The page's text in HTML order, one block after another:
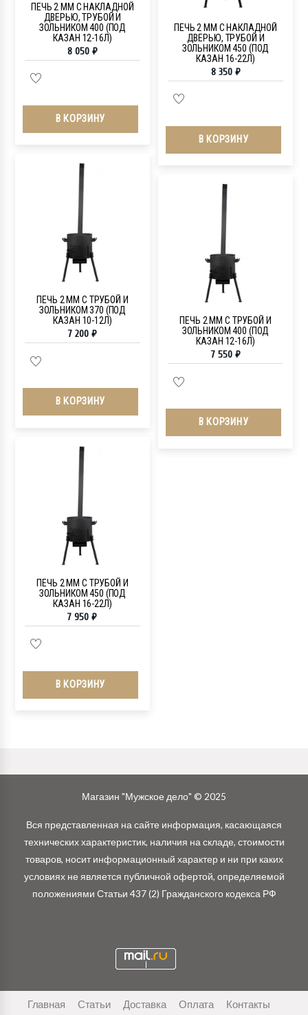
ПЕЧЬ 2 ММ С НАКЛАДНОЙ
ДВЕРЬЮ, ТРУБОЙ И
ЗОЛЬНИКОМ 400 (ПОД
КАЗАН 12-16Л)
8 050 ₽
В КОРЗИНУ
ПЕЧЬ 2 ММ С НАКЛАДНОЙ
ДВЕРЬЮ, ТРУБОЙ И
ЗОЛЬНИКОМ 450 (ПОД
КАЗАН 16-22Л)
8 350 ₽
В КОРЗИНУ
ПЕЧЬ 2 ММ С ТРУБОЙ И
ЗОЛЬНИКОМ 370 (ПОД
КАЗАН 10-12Л)
7 200 ₽
В КОРЗИНУ
ПЕЧЬ 2 ММ С ТРУБОЙ И
ЗОЛЬНИКОМ 400 (ПОД
КАЗАН 12-16Л)
7 550 ₽
В КОРЗИНУ
ПЕЧЬ 2 ММ С ТРУБОЙ И
ЗОЛЬНИКОМ 450 (ПОД
КАЗАН 16-22Л)
7 950₽
В КОРЗИНУ
Магазин "Мужское дело" © 2025
Вся представленная на сайте информация, касающаяся
технических характеристик, наличия на складе, стоимости
товаров, носит информационный характер и ни при каких
условиях не является публичной офертой, определяемой
положениями Статьи 437 (2) Гражданского кодекса РФ
Главная Статьи Доставка Оплата Контакты